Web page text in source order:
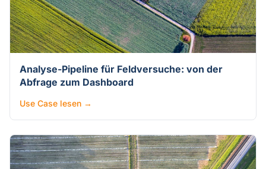
Analyse-Pipeline für Feldversuche: von der
Abfrage zum Dashboard
Use Case lesen →